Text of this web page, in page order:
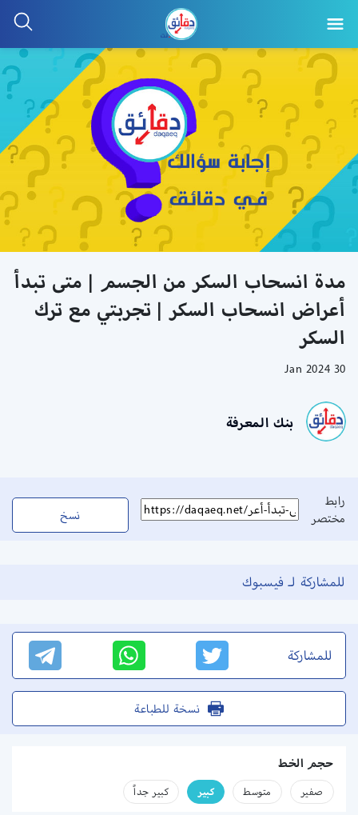
مدة انسحاب السكر من الجسم | متى تبدأ
أعراض انسحاب السكر | تجربتي مع ترك
السكر
30 Jan 2024
بنك المعرفة
رابط
مختصر
نسخ
للمشاركة لـ فيسبوك
للمشاركة
نسخة للطباعة
حجم الخط
صفير متوسط كبير كبير جداً